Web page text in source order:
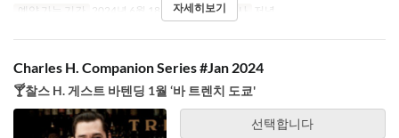
예약 가능 기간 2024년 6월 18일 요일 화 식사 저녁
자세히보기
Charles H. Companion Series #Jan 2024
🍸찰스 H. 게스트 바텐딩 1월 ‘바 트렌치 도쿄'
선택합니다